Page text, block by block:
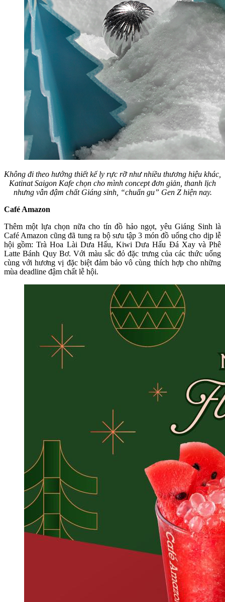
Không đi theo hướng thiết kế ly rực rỡ như nhiều thương hiệu khác,
Katinat Saigon Kafe chọn cho mình concept đơn giản, thanh lịch
nhưng vẫn đậm chất Giáng sinh, “chuẩn gu” Gen Z hiện nay.
Café Amazon
Thêm một lựa chọn nữa cho tín đồ hảo ngọt, yêu Giáng Sinh là
Café Amazon cũng đã tung ra bộ sưu tập 3 món đồ uống cho dịp lễ
hội gồm: Trà Hoa Lài Dưa Hấu, Kiwi Dưa Hấu Đá Xay và Phê
Latte Bánh Quy Bơ. Với màu sắc đỏ đặc trưng của các thức uống
cùng với hương vị đặc biệt đảm bảo vô cùng thích hợp cho những
mùa deadline đậm chất lễ hội.